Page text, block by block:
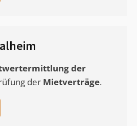
der
der Mietverträge.